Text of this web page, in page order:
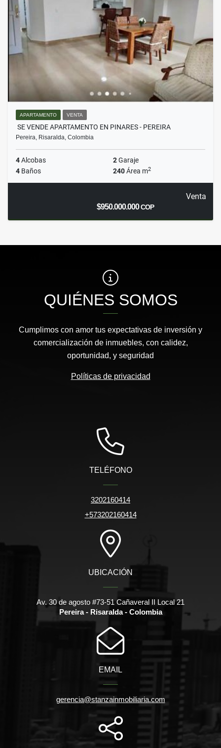
APARTAMENTO VENTA
SE VENDE APARTAMENTO EN PINARES - PEREIRA
Pereira, Risaralda, Colombia
4Alcobas 2Garaje
4 Baños 240Área m2
Venta
$950.000.000COP
QUIÉNES SOMOS
Cumplimos con amor tus expectativas de inversión y
comercialización de inmuebles, con calidez,
oportunidad, y seguridad
Políticas de privacidad
TELÉFONO
3202160414
+573202160414
UBICACIÓN
Av. 30 de agosto #73-51 Cañaveral II Local 21
Pereira - Risaralda - Colombia
EMAIL
gerencia@stanzainmobiliaria.com